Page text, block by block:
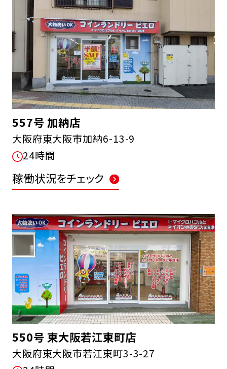
557号 加納店
大阪府東大阪市加納6-13-9
24時間
稼働状況をチェック
550号 東大阪若江東町店
大阪府東大阪市若江東町3-3-27